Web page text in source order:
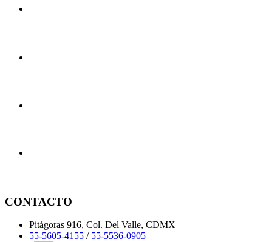
CONTACTO
Pitágoras 916, Col. Del Valle, CDMX
55-5605-4155 / 55-5536-0905